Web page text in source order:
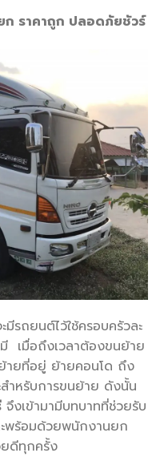
ราคาถูก ปลอดภัยชัวร์
ถยนต์ไว้ใช้ครอบครัวละ
เมื่อถึงเวลาต้องขนย้าย
ยที่อยู่ ย้ายคอนโด ถึง
สำหรับการขนย้าย ดังนั้น
จึงเข้ามามีบทบาทที่ช่วยรับ
พร้อมด้วยพนักงานยก
ยดีทุกครั้ง